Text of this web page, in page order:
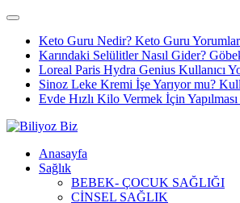
Keto Guru Nedir? Keto Guru
Karındaki Selülitler Nasıl Gider?
Loreal Paris Hydra Genius Kullanıcı
Sinoz Leke Kremi İşe Yarıyor mu?
Evde Hızlı Kilo Vermek İçin
Anasayfa
Sağlık
BEBEK- ÇOCUK SAĞLIĞI
CİNSEL SAĞLIK